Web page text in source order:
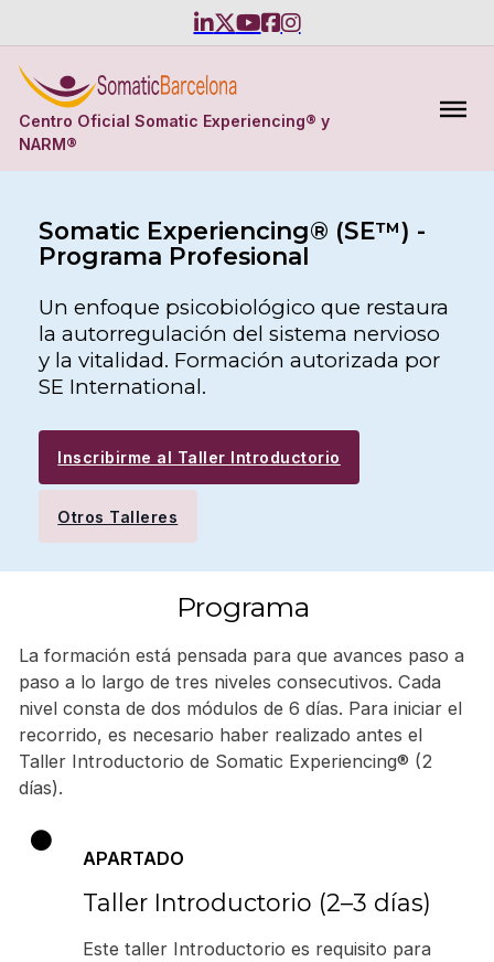
Centro Oficial Somatic Experiencing® y
NARM®
Somatic Experiencing® (SE™) -
Programa Profesional
Un enfoque psicobiológico que restaura
la autorregulación del sistema nervioso
y la vitalidad. Formación autorizada por
SE International.
Inscribirme al Taller Introductorio
Otros Talleres
Programa
La formación está pensada para que avances paso a
paso a lo largo de tres niveles consecutivos. Cada
nivel consta de dos módulos de 6 días. Para iniciar el
recorrido, es necesario haber realizado antes el
Taller Introductorio de Somatic Experiencing® (2
días).
APARTADO
Taller Introductorio (2–3 días)
Este taller Introductorio es requisito para